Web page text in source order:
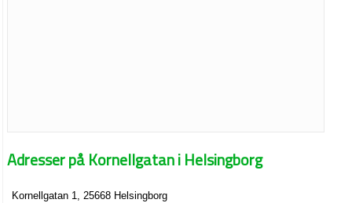
Adresser på Kornellgatan i Helsingborg
Kornellgatan 1, 25668 Helsingborg